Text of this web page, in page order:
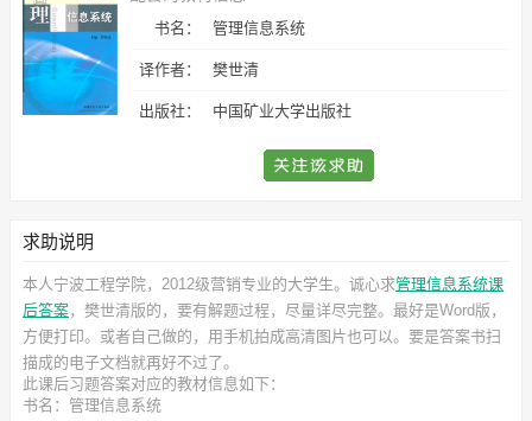
书名： 管理信息系统
译作者： 樊世清
出版社： 中国矿业大学出版社
求助说明
本人宁波工程学院，2012级营销专业的大学生。诚心求管理信息系统课
后答案，樊世清版的，要有解题过程，尽量详尽完整。最好是Word版，
方便打印。或者自己做的，用手机拍成高清图片也可以。要是答案书扫
描成的电子文档就再好不过了。
此课后习题答案对应的教材信息如下：
书名：管理信息系统